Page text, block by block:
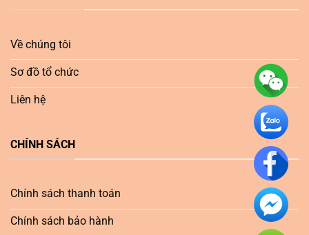
Về chúng tôi
Sơ đồ tổ chức
Liên hệ
CHÍNH SÁCH
Chính sách thanh toán
Chính sách bảo hành